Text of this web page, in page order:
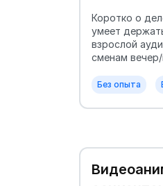
Коротко о
умеет
взрослой
сменам
Без опыта